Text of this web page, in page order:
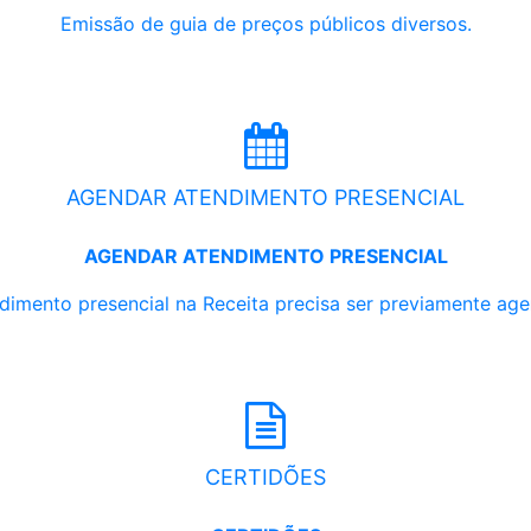
Emissão de guia de preços públicos diversos.
AGENDAR ATENDIMENTO PRESENCIAL
AGENDAR ATENDIMENTO PRESENCIAL
presencial na Receita precisa ser previamente
CERTIDÕES